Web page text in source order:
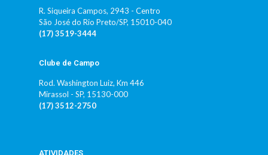
R. Siqueira Campos, 2943 - Centro
São José do Rio Preto/SP, 15010-040
(17) 3519-3444
Clube de Campo
Rod. Washington Luiz, Km 446
Mirassol - SP, 15130-000
(17) 3512-2750
ATIVIDADES